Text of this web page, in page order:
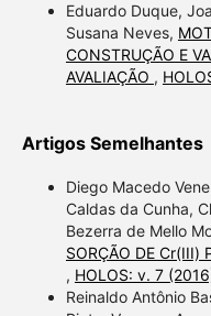
Eduardo Duque,
Susana Neves,
CONSTRUÇÃO E
AVALIAÇÃO ,
Artigos Semelhantes
Diego Macedo
Caldas da Cunha,
Bezerra de Mello
SORÇÃO DE Cr(III)
, HOLOS: v. 7
Reinaldo Antônio